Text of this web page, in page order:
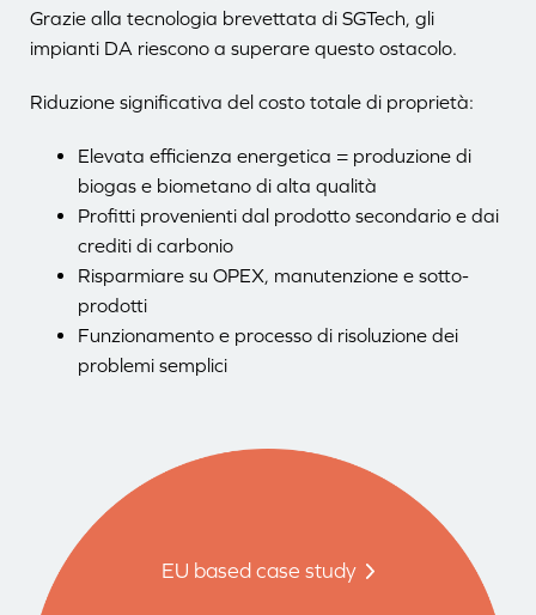
Grazie alla tecnologia brevettata di SGTech, gli
impianti DA riescono a superare questo ostacolo.
Riduzione significativa del costo totale di proprietà:
Elevata efficienza energetica = produzione di
biogas e biometano di alta qualità
Profitti provenienti dal prodotto secondario e dai
crediti di carbonio
Risparmiare su OPEX, manutenzione e sotto-
prodotti
Funzionamento e processo di risoluzione dei
problemi semplici
EU based case study